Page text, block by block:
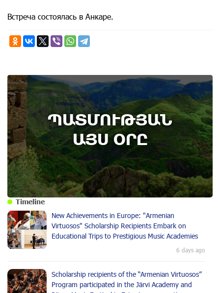
Встреча состоялась в Анкаре.
ՊԱՏՄՈՒԹՅԱՆ
ԱՅՍ ՕՐԸ
Timeline
New Achievements in Europe: "Armenian
Virtuosos" Scholarship Recipients Embark on
Educational Trips to Prestigious Music Academies
6 days ago
Scholarship recipients of the “Armenian Virtuosos”
Program participated in the Järvi Academy and